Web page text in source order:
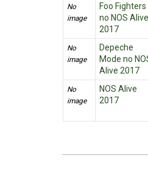
No
image
Foo Fighters
no NOS Alive
2017
No
image
Depeche
Mode no
Alive 2017
No
image
NOS Alive
2017